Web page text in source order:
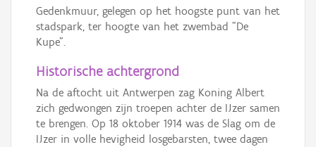
Gedenkmuur, gelegen op het hoogste punt van het
stadspark, ter hoogte van het zwembad "De
Kupe".
Historische achtergrond
Na de aftocht uit Antwerpen zag Koning Albert
zich gedwongen zijn troepen achter de IJzer samen
te brengen. Op 18 oktober 1914 was de Slag om de
IJzer in volle hevigheid losgebarsten, twee dagen